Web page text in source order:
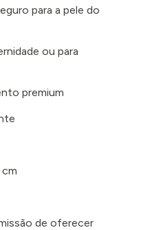
para a pele do
ou para
premium
cm
de oferecer